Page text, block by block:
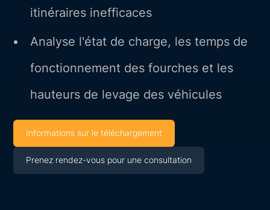
itinéraires inefficaces
Analyse l'état de charge, les temps de
fonctionnement des fourches et les
hauteurs de levage des véhicules
Informations sur le téléchargement
Prenez rendez-vous pour une consultation